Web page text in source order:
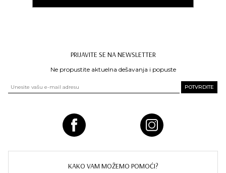
PRIJAVITE SE NA NEWSLETTER
Ne propustite aktuelna dešavanja i popuste
KAKO VAM MOŽEMO POMOĆI?